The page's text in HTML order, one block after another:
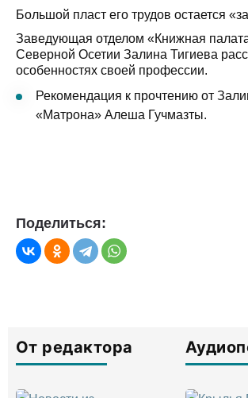
Большой пласт его трудов остается
Заведующая отделом «Книжная
Северной Осетии Залина Тигиева
особенностях своей профессии.
Рекомендация к прочтению от
«Матрона» Алеша Гучмазты.
Поделиться:
От редактора